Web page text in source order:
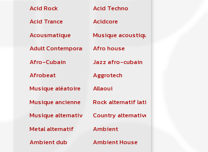
Acid Rock
Acid Techno
Acid Trance
Acidcore
Acousmatique
Musique acoustique
Adult Contemporary
Afro house
Afro-Cubain
Jazz afro-cubain
Afrobeat
Aggrotech
Musique aléatoire
Allaoui
Musique ancienne
Rock alternatif latino
Musique alternative
Country alternative
Metal alternatif
Ambient
Ambient dub
Ambient House